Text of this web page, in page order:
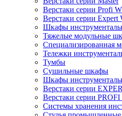
Верстаки серии Profi W
Верстаки серии Expert
Шкафы
Тяжелые модульные
Cпециализированная
Тележки
Тумбы
Cушильные шкафы
Шкафы
Верстаки серии
Верстаки серии
Системы хранения